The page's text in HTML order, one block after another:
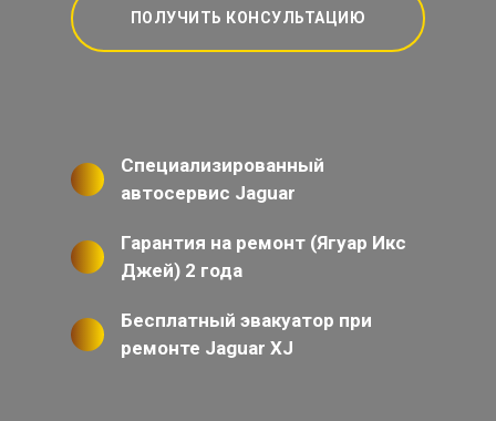
ПОЛУЧИТЬ КОНСУЛЬТАЦИЮ
Специализированный
автосервис Jaguar
Гарантия на ремонт (Ягуар Икс
Джей) 2 года
Бесплатный эвакуатор при
ремонте Jaguar XJ